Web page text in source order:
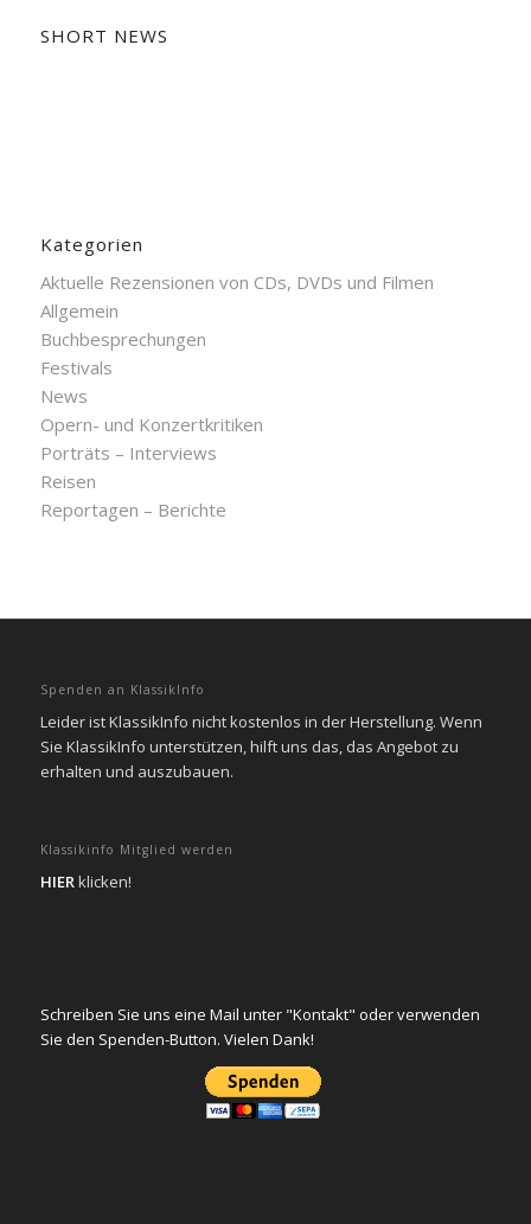
SHORT NEWS
Kategorien
Aktuelle Rezensionen von CDs, DVDs und Filmen
Allgemein
Buchbesprechungen
Festivals
News
Opern- und Konzertkritiken
Porträts – Interviews
Reisen
Reportagen – Berichte
Spenden an KlassikInfo
Leider ist KlassikInfo nicht kostenlos in der Herstellung. Wenn
Sie KlassikInfo unterstützen, hilft uns das, das Angebot zu
erhalten und auszubauen.
Klassikinfo Mitglied werden
HIERklicken!
Schreiben Sie uns eine Mail unter "Kontakt" oder verwenden
Sie den Spenden-Button. Vielen Dank!